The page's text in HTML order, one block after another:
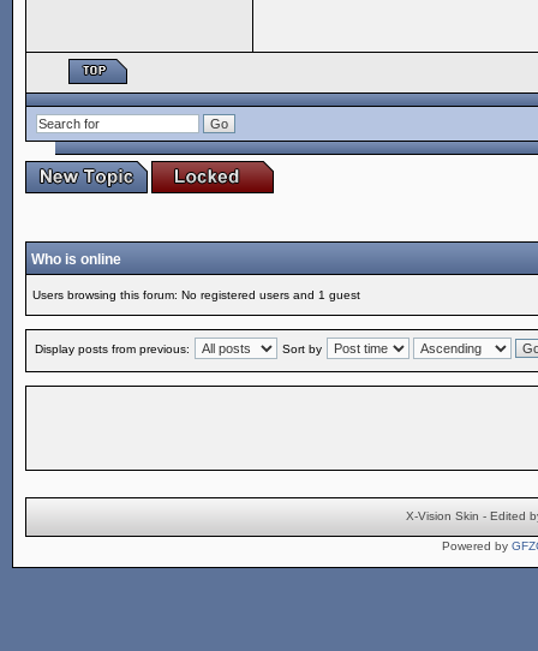
Who is online
Users browsing this forum: No registered users and 1 guest
Display posts from previous: Sort by
X-Vision Skin - Edited
Powered by